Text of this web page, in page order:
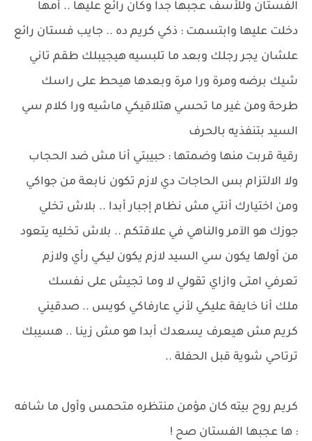
الفستان وللأسف عجبها جدا وكان رائع عليها .. أمها
دخلت عليها وابتسمت : ذكي كريم ده .. جايب فستان رائع
علشان يجر رجلك وبعد ما تلبسيه هيجيبلك طقم تاني
شيك برضه ومرة ورا مرة وبعدها هيحط على راسك
طرحة ومن غير ما تحسي هتلاقيكي ماشيه ورا كلام سي
السيد بتنفذيه بالحرف
رقية قربت منها وضمتها : حبيبتي أنا مش ضد الحجاب
ولا الالتزام بس الحاجات دي لازم تكون نابعة من جواكي
ومن اختيارك أنتي مش نظام إجبار أبدا .. بلاش تخلي
جوزك هو الآمر والناهي في علاقتكم .. بلاش تخليه يتعود
من أولها يكون سي السيد لازم يكون ليكي رأي ولازم
تعرفي امتى وازاي تقولي لا وما تجيش على نفسك
ملك أنا خايفة عليكي لأني عارفاكي كويس .. صدقيني
كريم مش هيعرف يسعدك أبدا هو مش زينا .. هسيبك
ترتاحي شوية قبل الحفلة ..
كريم روح بيته كان مؤمن منتظره متحمس وأول ما شافه
: ها عجبها الفستان صح !